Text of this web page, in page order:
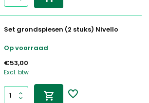
Set grondspiesen (2 stuks) Nivello
Op voorraad
€53,00
Excl. btw